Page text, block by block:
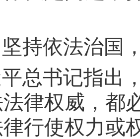
坚持依法治国
总书记指出
律权威，都
行使权力或